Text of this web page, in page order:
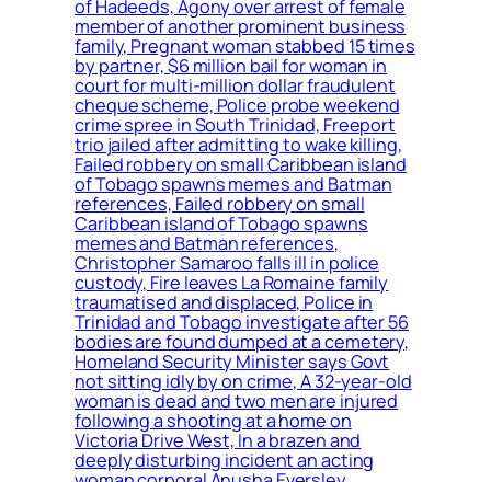
of Hadeeds, Agony over arrest of female
member of another prominent business
family, Pregnant woman stabbed 15 times
by partner, $6 million bail for woman in
court for multi-million dollar fraudulent
cheque scheme, Police probe weekend
crime spree in South Trinidad, Freeport
trio jailed after admitting to wake killing,
Failed robbery on small Caribbean island
of Tobago spawns memes and Batman
references, Failed robbery on small
Caribbean island of Tobago spawns
memes and Batman references,
Christopher Samaroo falls ill in police
custody, Fire leaves La Romaine family
traumatised and displaced, Police in
Trinidad and Tobago investigate after 56
bodies are found dumped at a cemetery,
Homeland Security Minister says Govt
not sitting idly by on crime, A 32-year-old
woman is dead and two men are injured
following a shooting at a home on
Victoria Drive West, In a brazen and
deeply disturbing incident an acting